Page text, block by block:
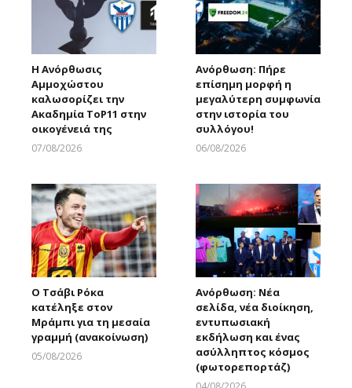
Η Ανόρθωσις
Αμμοχώστου
καλωσορίζει την
Ακαδημία ToP11 στην
οικογένειά της
07/08/2026
Ανόρθωση: Πήρε
επίσημη μορφή η
μεγαλύτερη συμφωνία
στην ιστορία του
συλλόγου!
06/08/2026
Ο Τσάβι Ρόκα
κατέληξε στον
Μράμπι για τη μεσαία
γραμμή (ανακοίνωση)
05/08/2026
Ανόρθωση: Νέα
σελίδα, νέα διοίκηση,
εντυπωσιακή
εκδήλωση και ένας
ασύλληπτος κόσμος
(φωτορεπορτάζ)